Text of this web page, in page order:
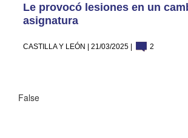
Le provocó lesiones en un
asignatura
CASTILLA Y LEÓN | 21/03/2025 | 2
False